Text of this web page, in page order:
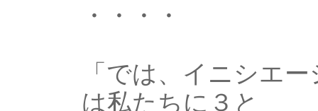
・・・・
「では、イニシエ
は私たちに３と